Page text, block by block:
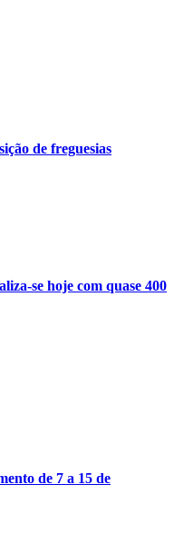
de freguesias
se hoje com quase 400
de 7 a 15 de